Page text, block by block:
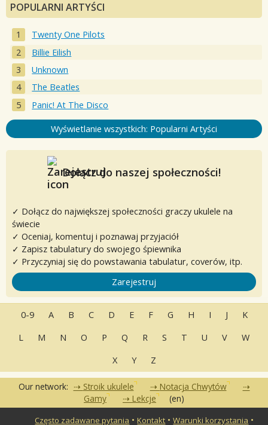
POPULARNI ARTYŚCI
Twenty One Pilots
Billie Eilish
Unknown
The Beatles
Panic! At The Disco
Wyświetlanie wszystkich: Popularni Artyści
Dołącz do naszej społeczności!
✓ Dołącz do największej społeczności graczy ukulele na
świecie
✓ Oceniaj, komentuj i poznawaj przyjaciół
✓ Zapisz tabulatury do swojego śpiewnika
✓ Przyczyniaj się do powstawania tabulatur, coverów, itp.
Zarejestruj
0-9 A B C D E F G H I J
K
L
M N O P Q R S T U V
W
X
Y Z
Our network: Stroik ukulele
Notacja Chwytów
Gamy
Lekcje (en)
Często zadawane pytania •Kontakt •Warunki korzystania •